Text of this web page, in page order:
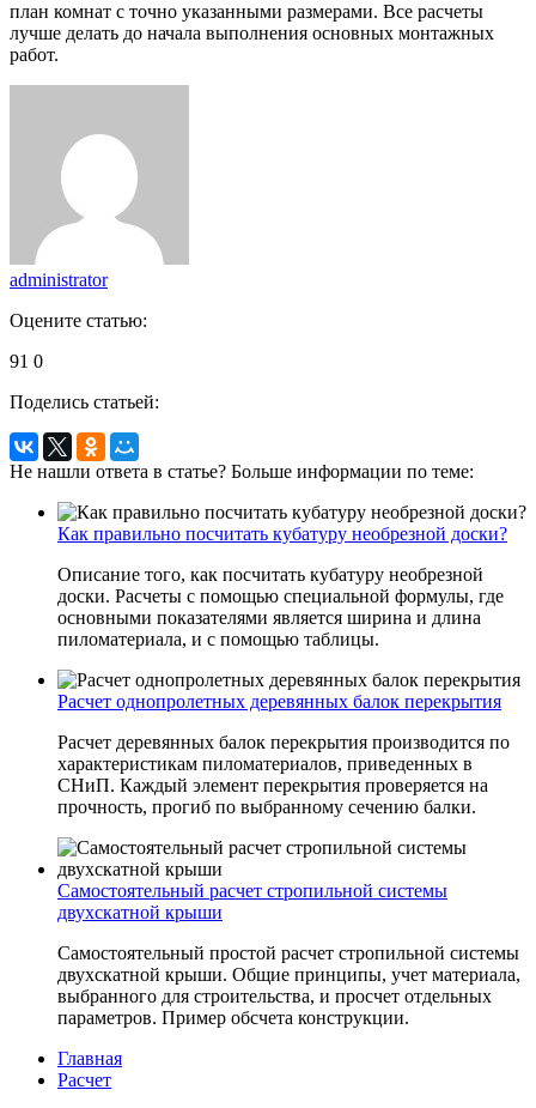
план комнат с точно указанными размерами. Все расчеты
лучше делать до начала выполнения основных монтажных
работ.
administrator
Оцените статью:
91 0
Поделись статьей:
Не нашли ответа в статье? Больше информации по теме:
Как правильно посчитать кубатуру необрезной доски?
Описание того, как посчитать кубатуру необрезной
доски. Расчеты с помощью специальной формулы, где
основными показателями является ширина и длина
пиломатериала, и с помощью таблицы.
Расчет однопролетных деревянных балок перекрытия
Расчет деревянных балок перекрытия производится по
характеристикам пиломатериалов, приведенных в
СНиП. Каждый элемент перекрытия проверяется на
прочность, прогиб по выбранному сечению балки.
Самостоятельный расчет стропильной системы
двухскатной крыши
Самостоятельный простой расчет стропильной системы
двухскатной крыши. Общие принципы, учет материала,
выбранного для строительства, и просчет отдельных
параметров. Пример обсчета конструкции.
Главная
Расчет